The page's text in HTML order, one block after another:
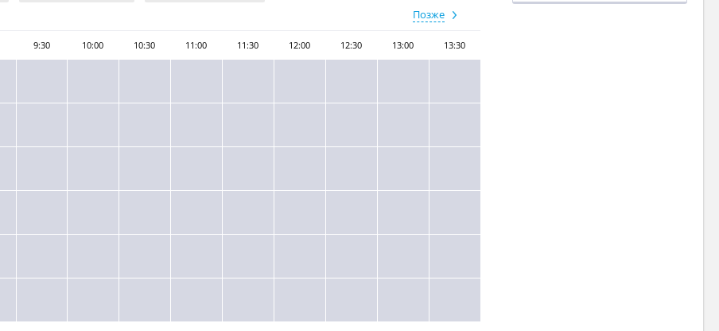
Позже
9:30 10:00 10:30 11:00 11:30 12:00 12:30 13:00 13:30